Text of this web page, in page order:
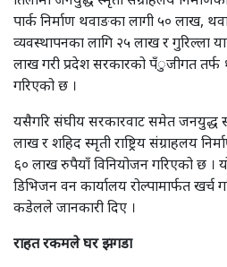
पार्क निर्माण थवाङका लागी ५० लाख,
व्यवस्थापनका लागि २५ लाख र गुरिल्ला
लाख गरी प्रदेश सरकारको पँुजीगत तर्फ
गरिएको छ ।
यसैगरि संघीय सरकारवाट समेत जनयुद्ध
लाख र शहिद स्मृती राष्ट्रिय संग्राहलय
६० लाख रुपैयाँ विनियोजन गरिएको छ ।
डिभिजन वन कार्यालय रोल्पामार्फत
कडेलले जानकारी दिए ।
राहत रकमले घर झगडा